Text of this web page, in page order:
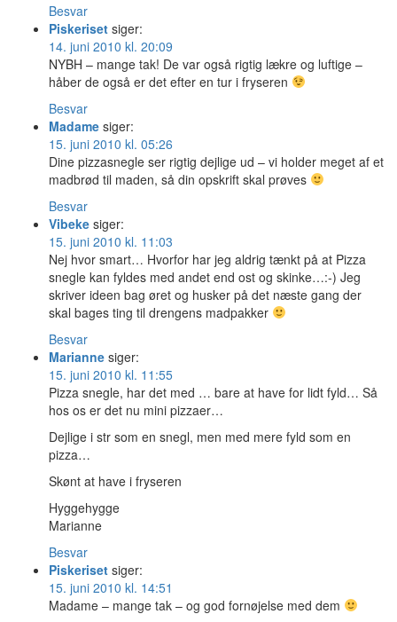
Besvar
Piskeriset siger:
14. juni 2010 kl. 20:09
NYBH – mange tak! De var også rigtig lækre og luftige –
håber de også er det efter en tur i fryseren
Besvar
Madame siger:
15. juni 2010 kl. 05:26
Dine pizzasnegle ser rigtig dejlige ud – vi holder meget af et
madbrød til maden, så din opskrift skal prøves
Besvar
Vibeke siger:
15. juni 2010 kl. 11:03
Nej hvor smart… Hvorfor har jeg aldrig tænkt på at Pizza
snegle kan fyldes med andet end ost og skinke…:-) Jeg
skriver ideen bag øret og husker på det næste gang der
skal bages ting til drengens madpakker
Besvar
Marianne siger:
15. juni 2010 kl. 11:55
Pizza snegle, har det med … bare at have for lidt fyld… Så
hos os er det nu mini pizzaer…
Dejlige i str som en snegl, men med mere fyld som en
pizza…
Skønt at have i fryseren
Hyggehygge
Marianne
Besvar
Piskeriset siger:
15. juni 2010 kl. 14:51
Madame – mange tak – og god fornøjelse med dem